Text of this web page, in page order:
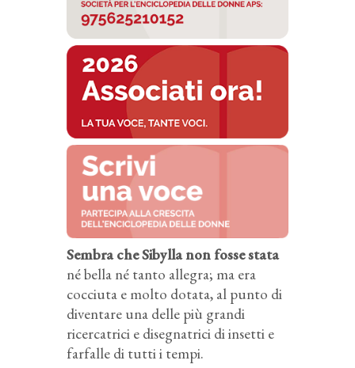
Sembra che Sibylla non fosse stata
né bella né tanto allegra; ma era
cocciuta e molto dotata, al punto di
diventare una delle più grandi
ricercatrici e disegnatrici di insetti e
farfalle di tutti i tempi.